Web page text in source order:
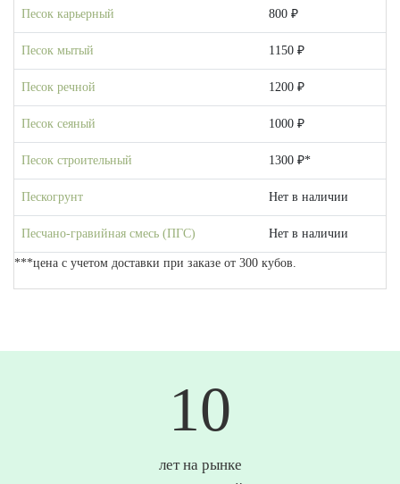
Песок карьерный 800 ₽
Песок мытый 1150 ₽
Песок речной 1200 ₽
Песок сеяный 1000 ₽
Песок строительный 1300 ₽*
Пескогрунт Нет в наличии
Песчано-гравийная смесь (ПГС) Нет в наличии
***цена с учетом доставки при заказе от 300 кубов.
10
лет на рынке